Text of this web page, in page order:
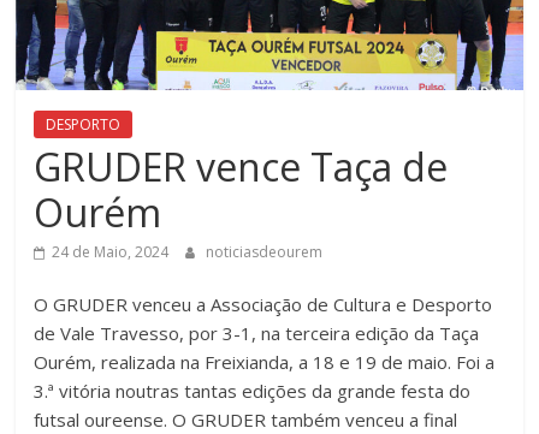
DESPORTO
GRUDER vence Taça de
Ourém
24 de Maio, 2024 noticiasdeourem
O GRUDER venceu a Associação de Cultura e Desporto
de Vale Travesso, por 3-1, na terceira edição da Taça
Ourém, realizada na Freixianda, a 18 e 19 de maio. Foi a
3.ª vitória noutras tantas edições da grande festa do
futsal oureense. O GRUDER também venceu a final